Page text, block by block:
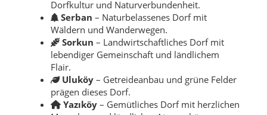
Dorfkultur und Naturverbundenheit.
Serban – Naturbelassenes Dorf mit
Wäldern und Wanderwegen.
Sorkun – Landwirtschaftliches Dorf mit
lebendiger Gemeinschaft und ländlichem
Flair.
Uluköy – Getreideanbau und grüne Felder
prägen dieses Dorf.
Yazıköy – Gemütliches Dorf mit herzlichen